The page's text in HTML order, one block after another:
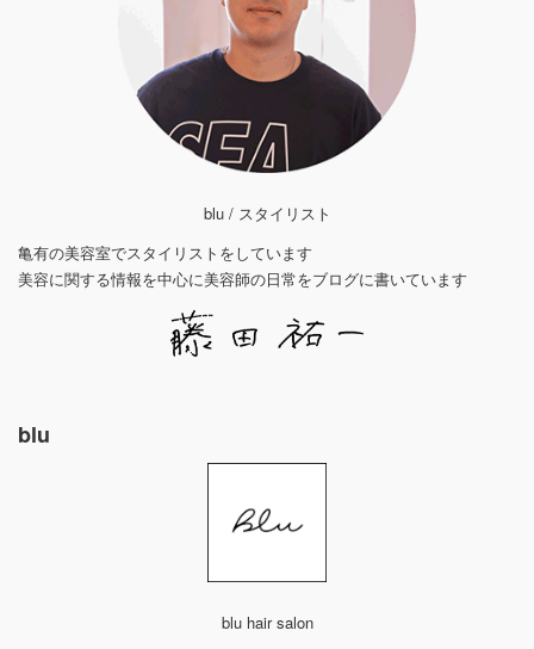
blu / スタイリスト
亀有の美容室でスタイリストをしています
美容に関する情報を中心に美容師の日常をブログに書いています
blu
blu hair salon